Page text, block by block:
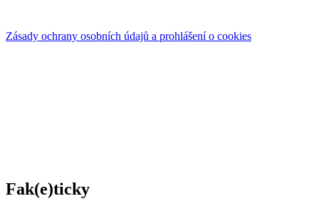
Zásady ochrany osobních údajů a prohlášení o cookies
Fak(e)ticky